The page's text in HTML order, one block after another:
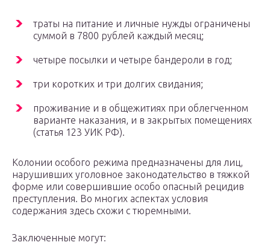
траты на питание и личные нужды ограничены
суммой в 7800 рублей каждый месяц;
четыре посылки и четыре бандероли в год;
три коротких и три долгих свидания;
проживание и в общежитиях при облегченном
варианте наказания, и в закрытых помещениях
(статья 123 УИК РФ).
Колонии особого режима предназначены для лиц,
нарушивших уголовное законодательство в тяжкой
форме или совершившие особо опасный рецидив
преступления. Во многих аспектах условия
содержания здесь схожи с тюремными.
Заключенные могут: